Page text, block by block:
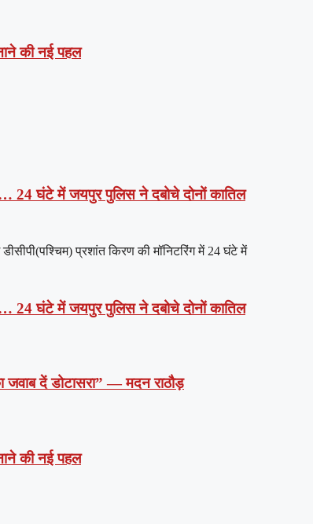
की नई पहल
घंटे में जयपुर पुलिस ने दबोचे दोनों कातिल
प्रशांत किरण की मॉनिटरिंग में 24 घंटे में
घंटे में जयपुर पुलिस ने दबोचे दोनों कातिल
जवाब दें डोटासरा” — मदन राठौड़
की नई पहल